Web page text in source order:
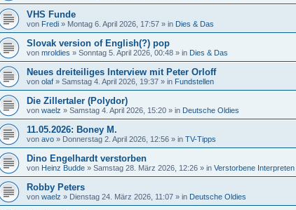
VHS Funde
von Fredi » Montag 6. April 2026, 17:57 » in Dies & Das
Slovak version of English(?) pop
von mroldies » Sonntag 5. April 2026, 00:48 » in Dies & Das
Neues dreiteiliges Interview mit Peter Orloff
von olaf » Samstag 4. April 2026, 19:37 » in Fundstellen
Die Zillertaler (Polydor)
von waelz » Samstag 4. April 2026, 15:20 » in Deutsche Oldies
11.05.2026: Boney M.
von avo » Donnerstag 2. April 2026, 12:56 » in TV-Tipps
Dino Engelhardt verstorben
von Heinz Budde » Samstag 28. März 2026, 12:26 » in Verstorbene Interpreten
Robby Peters
von waelz » Dienstag 24. März 2026, 11:07 » in Deutsche Oldies